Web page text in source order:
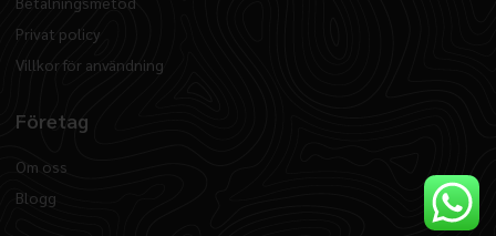
Privat policy
Villkor för användning
Företag
Om oss
Blogg